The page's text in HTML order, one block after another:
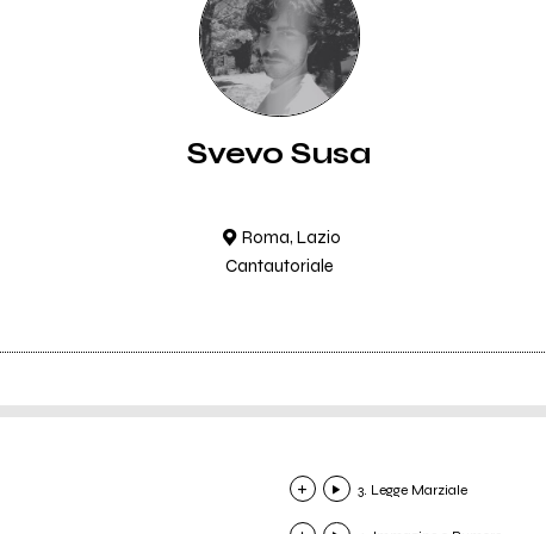
Svevo Susa
Roma, Lazio
Cantautoriale
3. Legge Marziale